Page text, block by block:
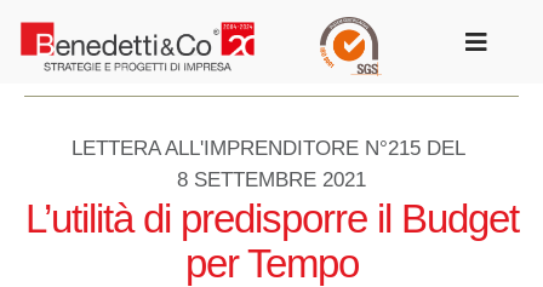
contenuto
Toggle
LETTERA ALL'IMPRENDITORE N°215 DEL
8 SETTEMBRE 2021
L’utilità di predisporre il Budget
per Tempo